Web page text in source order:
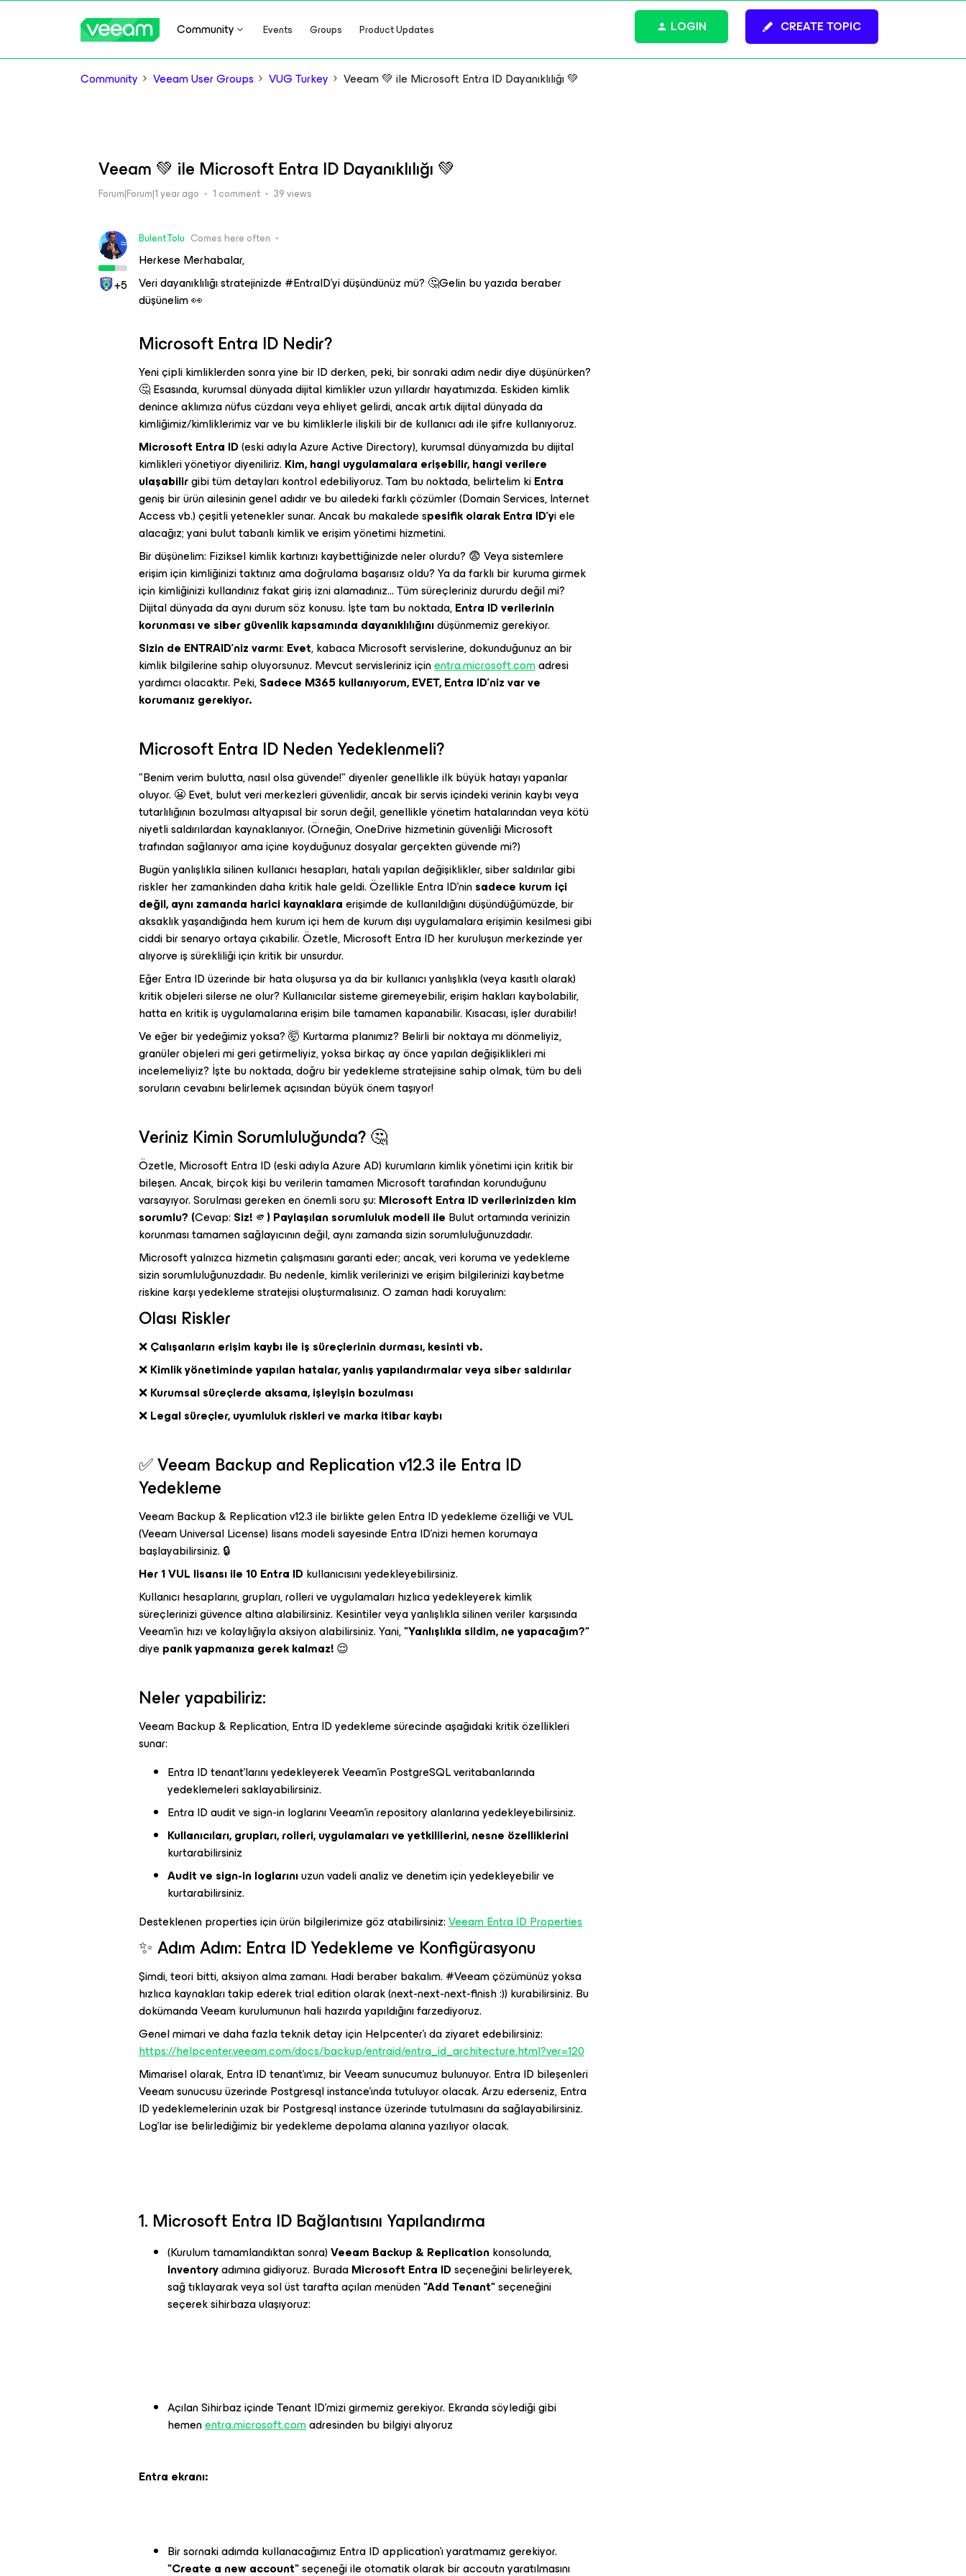
Community Events Groups Product Updates CREATE TOPIC
LOGIN
Community Veeam User Groups VUG Turkey Veeam 💚 ile Microsoft Entra ID Dayanıklılığı 💚
Veeam 💚 ile Microsoft Entra ID Dayanıklılığı 💚
Forum|Forum|1 year ago 1 comment 39 views
+5
Bulent.Tolu Comes here often
Herkese Merhabalar,
Veri dayanıklılığı stratejinizde #EntraID’yi düşündünüz mü? 🤔Gelin bu yazıda beraber
düşünelim 👀
Microsoft Entra ID Nedir?
Yeni çipli kimliklerden sonra yine bir ID derken, peki, bir sonraki adım nedir diye düşünürken?
🤔 Esasında, kurumsal dünyada dijital kimlikler uzun yıllardır hayatımızda. Eskiden kimlik
denince aklımıza nüfus cüzdanı veya ehliyet gelirdi, ancak artık dijital dünyada da
kimliğimiz/kimliklerimiz var ve bu kimliklerle ilişkili bir de kullanıcı adı ile şifre kullanıyoruz.
Microsoft Entra ID(eski adıyla Azure Active Directory), kurumsal dünyamızda bu dijital
kimlikleri yönetiyor diyeniliriz. Kim, hangi uygulamalara erişebilir, hangi verilere
ulaşabilirgibi tüm detayları kontrol edebiliyoruz. Tam bu noktada, belirtelim kiEntra
geniş bir ürün ailesinin genel adıdır ve bu ailedeki farklı çözümler (Domain Services, Internet
Access vb.) çeşitli yetenekler sunar. Ancak bu makalede spesifik olarak Entra ID'yi ele
alacağız; yani bulut tabanlı kimlik ve erişim yönetimi hizmetini.
Bir düşünelim: Fiziksel kimlik kartınızı kaybettiğinizde neler olurdu? 😨 Veya sistemlere
erişim için kimliğinizi taktınız ama doğrulama başarısız oldu? Ya da farklı bir kuruma girmek
için kimliğinizi kullandınız fakat giriş izni alamadınız... Tüm süreçleriniz dururdu değil mi?
Dijital dünyada da aynı durum söz konusu. İşte tam bu noktada,Entra ID verilerinin
korunması ve siber güvenlik kapsamında dayanıklılığınıdüşünmemiz gerekiyor.
Sizin de ENTRAID'niz varmı: Evet, kabaca Microsoft servislerine, dokunduğunuz an bir
kimlik bilgilerine sahip oluyorsunuz. Mevcut servisleriniz içinentra.microsoft.comadresi
yardımcı olacaktır. Peki,Sadece M365 kullanıyorum, EVET, Entra ID'niz var ve
korumanız gerekiyor.
Microsoft Entra ID Neden Yedeklenmeli?
"Benim verim bulutta, nasıl olsa güvende!" diyenler genellikle ilk büyük hatayı yapanlar
oluyor. 😬 Evet, bulut veri merkezleri güvenlidir, ancak bir servis içindeki verinin kaybı veya
tutarlılığının bozulması altyapısal bir sorun değil, genellikle yönetim hatalarından veya kötü
niyetli saldırılardan kaynaklanıyor. (Örneğin, OneDrive hizmetinin güvenliği Microsoft
trafından sağlanıyor ama içine koyduğunuz dosyalar gerçekten güvende mi?)
Bugün yanlışlıkla silinen kullanıcı hesapları, hatalı yapılan değişiklikler, siber saldırılar gibi
riskler her zamankinden daha kritik hale geldi. Özellikle Entra ID'ninsadece kurum içi
değil, aynı zamanda harici kaynaklaraerişimde de kullanıldığını düşündüğümüzde, bir
aksaklık yaşandığında hem kurum içi hem de kurum dışı uygulamalara erişimin kesilmesi gibi
ciddi bir senaryo ortaya çıkabilir. Özetle, Microsoft Entra ID her kuruluşun merkezinde yer
alıyorve iş sürekliliği için kritik bir unsurdur.
Eğer Entra ID üzerinde bir hata oluşursa ya da bir kullanıcı yanlışlıkla (veya kasıtlı olarak)
kritik objeleri silerse ne olur? Kullanıcılar sisteme giremeyebilir, erişim hakları kaybolabilir,
hatta en kritik iş uygulamalarına erişim bile tamamen kapanabilir. Kısacası, işler durabilir!
Ve eğer bir yedeğimiz yoksa? 🤯 Kurtarma planımız? Belirli bir noktaya mı dönmeliyiz,
granüler objeleri mi geri getirmeliyiz, yoksa birkaç ay önce yapılan değişiklikleri mi
incelemeliyiz? İşte bu noktada, doğru bir yedekleme stratejisine sahip olmak, tüm bu deli
soruların cevabını belirlemek açısından büyük önem taşıyor!
Veriniz Kimin Sorumluluğunda? 🤔
Özetle, Microsoft Entra ID (eski adıyla Azure AD) kurumların kimlik yönetimi için kritik bir
bileşen. Ancak, birçok kişi bu verilerin tamamen Microsoft tarafından korunduğunu
varsayıyor. Sorulması gereken en önemli soru şu: Microsoft Entra ID verilerinizden kim
sorumlu? (Cevap: Siz! 🫵) Paylaşılan sorumluluk modeli ile Bulut ortamında verinizin
korunması tamamen sağlayıcının değil, aynı zamanda sizin sorumluluğunuzdadır.
Microsoft yalnızca hizmetin çalışmasını garanti eder; ancak, veri koruma ve yedekleme
sizin sorumluluğunuzdadır. Bu nedenle, kimlik verilerinizi ve erişim bilgilerinizi kaybetme
riskine karşı yedekleme stratejisi oluşturmalısınız. O zaman hadi koruyalım:
Olası Riskler
❌Çalışanların erişim kaybı ile iş süreçlerinin durması, kesinti vb.
❌Kimlik yönetiminde yapılan hatalar, yanlış yapılandırmalar veya siber saldırılar
❌Kurumsal süreçlerde aksama, işleyişin bozulması
❌Legal süreçler, uyumluluk riskleri ve marka itibar kaybı
✅ Veeam Backup and Replication v12.3 ile Entra ID
Yedekleme
Veeam Backup & Replication v12.3 ile birlikte gelen Entra ID yedekleme özelliği ve VUL
(Veeam Universal License) lisans modeli sayesinde Entra ID’nizi hemen korumaya
başlayabilirsiniz. 🔒
Her 1 VUL lisansı ile 10 Entra IDkullanıcısını yedekleyebilirsiniz.
Kullanıcı hesaplarını, grupları, rolleri ve uygulamaları hızlıca yedekleyerek kimlik
süreçlerinizi güvence altına alabilirsiniz. Kesintiler veya yanlışlıkla silinen veriler karşısında
Veeam’in hızı ve kolaylığıyla aksiyon alabilirsiniz. Yani,"Yanlışlıkla sildim, ne yapacağım?"
diyepanik yapmanıza gerek kalmaz!😌
Neler yapabiliriz:
Veeam Backup & Replication, Entra ID yedekleme sürecinde aşağıdaki kritik özellikleri
sunar:
Entra ID tenant'larını yedekleyerek Veeam'in PostgreSQL veritabanlarında
yedeklemeleri saklayabilirsiniz.
Entra ID audit ve sign-in loglarını Veeam'in repository alanlarına yedekleyebilirsiniz.
Kullanıcıları, grupları, rolleri, uygulamaları ve yetkililerini, nesne özelliklerini
kurtarabilirsiniz
Audit ve sign-in loglarınıuzun vadeli analiz ve denetim için yedekleyebilir ve
kurtarabilirsiniz.
Desteklenen properties için ürün bilgilerimize göz atabilirsiniz:Veeam Entra ID Properties
✨ Adım Adım: Entra ID Yedekleme ve Konfigürasyonu
Şimdi, teori bitti, aksiyon alma zamanı. Hadi beraber bakalım. #Veeam çözümünüz yoksa
hızlıca kaynakları takip ederek trial edition olarak (next-next-next-finish :)) kurabilirsiniz. Bu
dokümanda Veeam kurulumunun hali hazırda yapıldığını farzediyoruz.
Genel mimari ve daha fazla teknik detay için Helpcenter'ı da ziyaret edebilirsiniz:
https://helpcenter.veeam.com/docs/backup/entraid/entra_id_architecture.html?ver=120
Mimarisel olarak, Entra ID tenant'ımız, bir Veeam sunucumuz bulunuyor. Entra ID bileşenleri
Veeam sunucusu üzerinde Postgresql instance'ında tutuluyor olacak. Arzu ederseniz, Entra
ID yedeklemelerinin uzak bir Postgresql instance üzerinde tutulmasını da sağlayabilirsiniz.
Log'lar ise belirlediğimiz bir yedekleme depolama alanına yazılıyor olacak.
1. Microsoft Entra ID Bağlantısını Yapılandırma
(Kurulum tamamlandıktan sonra)Veeam Backup & Replicationkonsolunda,
Inventoryadımına gidiyoruz. BuradaMicrosoft Entra IDseçeneğini belirleyerek,
sağ tıklayarak veya sol üst tarafta açılan menüden"Add Tenant"seçeneğini
seçerek sihirbaza ulaşıyoruz:
Açılan Sihirbaz içinde Tenant ID'mizi girmemiz gerekiyor. Ekranda söylediği gibi
hemenentra.microsoft.comadresinden bu bilgiyi alıyoruz
Entra ekranı:
Bir sornaki adımda kullanacağımız Entra ID application'ı yaratmamız gerekiyor.
"Create a new account"seçeneği ile otomatik olarak bir accoutn yaratılmasını